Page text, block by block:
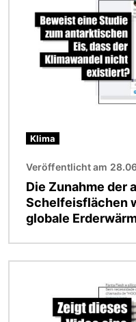
Klima
Veröffentlicht am
Die Zunahme der
Schelfeisflächen
globale